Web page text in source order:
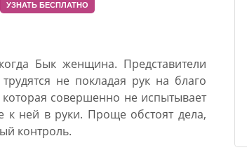
УЗНАТЬ БЕСПЛАТНО
Бык женщина. Представители
не покладая рук на благо
совершенно не испытывает
к ней в руки. Проще обстоят дела,
контроль.